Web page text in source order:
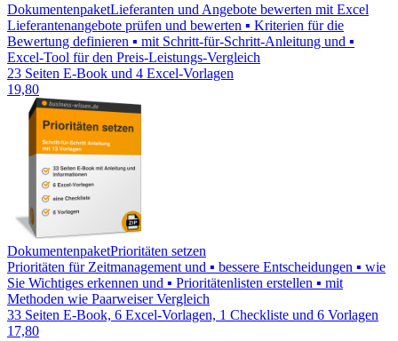
DokumentenpaketLieferanten und Angebote bewerten mit Excel
Lieferantenangebote prüfen und bewerten ▪ Kriterien für die
Bewertung definieren ▪ mit Schritt-für-Schritt-Anleitung und ▪
Excel-Tool für den Preis-Leistungs-Vergleich
23 Seiten E-Book und 4 Excel-Vorlagen
19,80
DokumentenpaketPrioritäten setzen
Prioritäten für Zeitmanagement und ▪ bessere Entscheidungen ▪ wie
Sie Wichtiges erkennen und ▪ Prioritätenlisten erstellen ▪ mit
Methoden wie Paarweiser Vergleich
33 Seiten E-Book, 6 Excel-Vorlagen, 1 Checkliste und 6 Vorlagen
17,80